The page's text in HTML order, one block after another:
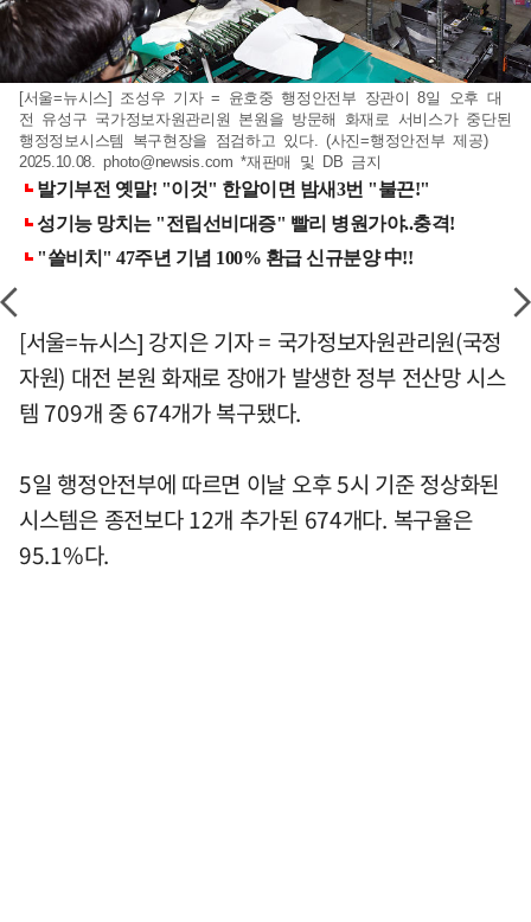
[서울=뉴시스] 조성우 기자 = 윤호중 행정안전부 장관이 8일 오후 대
전 유성구 국가정보자원관리원 본원을 방문해 화재로 서비스가 중단된
행정정보시스템 복구현장을 점검하고 있다. (사진=행정안전부 제공)
2025.10.08.photo@newsis.com *재판매 및 DB 금지
[서울=뉴시스] 강지은 기자 = 국가정보자원관리원(국정
자원) 대전 본원 화재로 장애가 발생한 정부 전산망 시스
템 709개 중 674개가 복구됐다.
5일 행정안전부에 따르면 이날 오후 5시 기준 정상화된
시스템은 종전보다 12개 추가된 674개다. 복구율은
95.1%다.